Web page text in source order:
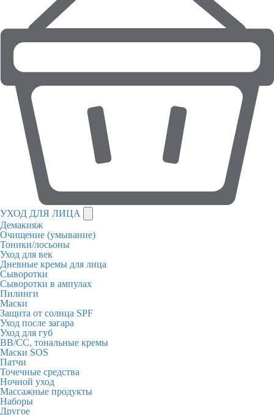
УХОД ДЛЯ ЛИЦА
Демакияж
Очищение (умывание)
Тоники/лосьоны
Уход для век
Дневные кремы для лица
Сыворотки
Сыворотки в ампулах
Пилинги
Маски
Защита от солнца SPF
Уход после загара
Уход для губ
BB/CC, тональные кремы
Маски SOS
Патчи
Точечные средства
Ночной уход
Массажные продукты
Наборы
Другое